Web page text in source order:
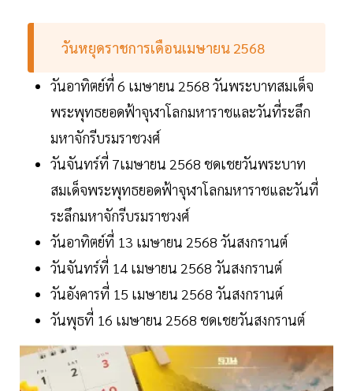
วันหยุดราชการเดือนเมษายน 2568
วันอาทิตย์ที่ 6 เมษายน 2568 วันพระบาทสมเด็จ
พระพุทธยอดฟ้าจุฬาโลกมหาราชและวันที่ระลึก
มหาจักรีบรมราชวงศ์
วันจันทร์ที่ 7เมษายน 2568 ชดเชยวันพระบาท
สมเด็จพระพุทธยอดฟ้าจุฬาโลกมหาราชและวันที่
ระลึกมหาจักรีบรมราชวงศ์
วันอาทิตย์ที่ 13 เมษายน 2568 วันสงกรานต์
วันจันทร์ที่ 14 เมษายน 2568 วันสงกรานต์
วันอังคารที่ 15 เมษายน 2568 วันสงกรานต์
วันพุธที่ 16 เมษายน 2568 ชดเชยวันสงกรานต์